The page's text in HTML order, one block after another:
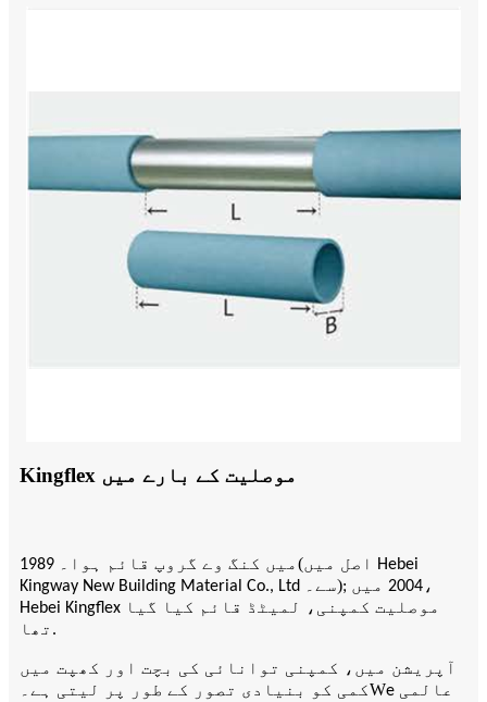
Kingflex موصلیت کے بارے میں
1989 میں کنگ وے گروپ قائم ہوا۔(اصل میں Hebei
Kingway New Building Material Co., Ltd سے۔); 2004 میں،
Hebei Kingflex موصلیت کمپنی، لمیٹڈ قائم کیا گیا
تھا.
آپریشن میں، کمپنی توانائی کی بچت اور کھپت میں
کمی کو بنیادی تصور کے طور پر لیتی ہے۔We عالمی